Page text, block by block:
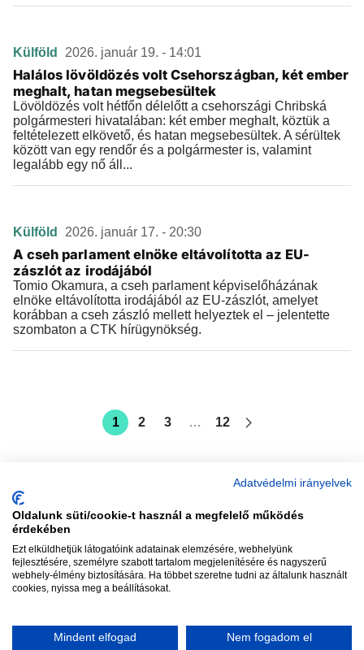
Külföld 2026. január 19. - 14:01
Halálos lövöldözés volt Csehországban, két ember
meghalt, hatan megsebesültek
Lövöldözés volt hétfőn délelőtt a csehországi Chribská
polgármesteri hivatalában: két ember meghalt, köztük a
feltételezett elkövető, és hatan megsebesültek. A sérültek
között van egy rendőr és a polgármester is, valamint
legalább egy nő áll...
Külföld 2026. január 17. - 20:30
A cseh parlament elnöke eltávolította az EU-
zászlót az irodájából
Tomio Okamura, a cseh parlament képviselőházának
elnöke eltávolította irodájából az EU-zászlót, amelyet
korábban a cseh zászló mellett helyeztek el – jelentette
szombaton a CTK hírügynökség.
1 2 3 … 12
Szerkesztőség:szerk@vadhajtasok.hu
Modi:moderator@vadhajtasok.hu
AdatvédelemImpresszumSzerzői jogok
Adatvédelmi irányelvek
Oldalunk süti/cookie-t használ a megfelelő működés
érdekében
Ezt elküldhetjük látogatóink adatainak elemzésére, webhelyünk
fejlesztésére, személyre szabott tartalom megjelenítésére és nagyszerű
webhely-élmény biztosítására. Ha többet szeretne tudni az általunk használt
cookies, nyissa meg a beállításokat.
Mindent elfogad Nem fogadom el